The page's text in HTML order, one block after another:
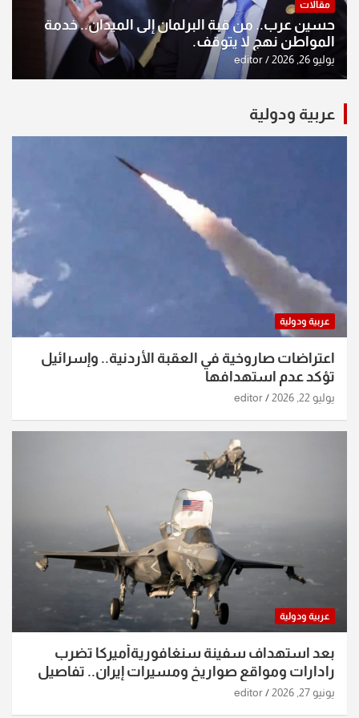
مقالات
حسين عرب.. من قبة البرلمان إلى الميدان.. خدمة
المواطن نهج لا يتوقف.
يوليو 26, 2026 editor
عربية ودولية
عربية ودولية
اعتراضات صاروخية في العقبة الأردنية.. وإسرائيل
تؤكد عدم استهدافها
يوليو 22, 2026 editor
عربية ودولية
بعد استهداف سفينة سنغافوريةأميركا تضرب
رادارات ومواقع صواريخ ومسيرات إيران.. تفاصيل
الساعات الماضية
يونيو 27, 2026 editor